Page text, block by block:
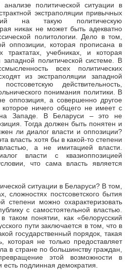
политической ситуации в
экстраполяции привычных
на такую политическую
никак не может быть адекватно
политологии. Дело в том,
оппозиции, которая прописана в
трактатах, учебниках, и которая
западной политической системе. В
всех политических
из экстраполяции западной
действительность,
понимания политики. В
оппозиция, а совершенно другое
которое ничего общего не имеет с
на Западе. В Беларуси – это не
Тогда должен быть понятен и
ли диалог власти и оппозиции?
власть хотя бы в какой-то степени
а не имитацией власти.
власти с квазиоппозицией
что сама власть является
ситуации в Беларуси? В том,
сложностях постсоветского бытия
степени можно охарактеризовать
с самостоятельной властью.
таком понятии, как «белорусский
пути заключается в том, что в
государственный порядок, такая
которая не только предоставляет
в стране по большинству граждан,
этой возможности в
есть подлинная демократия.